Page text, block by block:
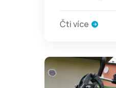
Čti více